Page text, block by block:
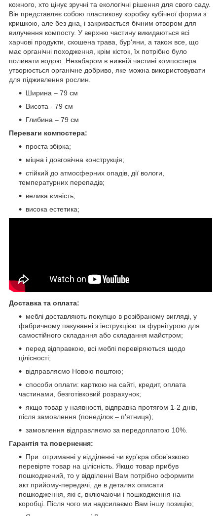
кожного, хто цінує зручні та екологічні рішення для свого саду.
Він представляє собою пластикову коробку кубічної форми з
кришкою, але без дна, і закривається бічним отвором для
вилучення компосту. У верхню частину викидаються всі
харчові продукти, скошена трава, бур'яни, а також все, що
має органічні походження, крім кісток, їх потрібно було
поливати водою. Незабаром в нижній частині компостера
утворюється органічне добриво, яке можна використовувати
для підживлення рослин.
Ширина – 79 см
Висота - 79 см
Глибина – 79 см
Переваги компостера:
проста збірка;
міцна і довговічна конструкція;
стійкий до атмосферних опадів, дії вологи,
температурних перепадів;
велика ємність;
висока естетика;
Доставка та оплата:
меблі доставляють покупцю в розібраному вигляді, у
фабричному пакуванні з інструкцією та фурнітурою для
самостійного складання або складання майстром;
перед відправкою, всі меблі перевіряються щодо
цілісності;
відправляємо Новою поштою;
способи оплати: карткою на сайті, кредит, оплата
частинами, безготівковий розрахунок;
якщо товар у наявності, відправка протягом 1-2 днів,
після замовлення (понеділок – п'ятниця);
замовлення відправляємо за передоплатою 10%.
Гарантія та повернення:
При отриманні у відділенні чи курʼєра обовʼязково
перевірте товар на цілісність. Якщо товар прибув
пошкоджений, то у відділенні Вам потрібно оформити
акт прийому-передачі, де в деталях описати
пошкодження, які є, включаючи і пошкодження на
коробці. Після чого ми надсилаємо Вам іншу позицію;